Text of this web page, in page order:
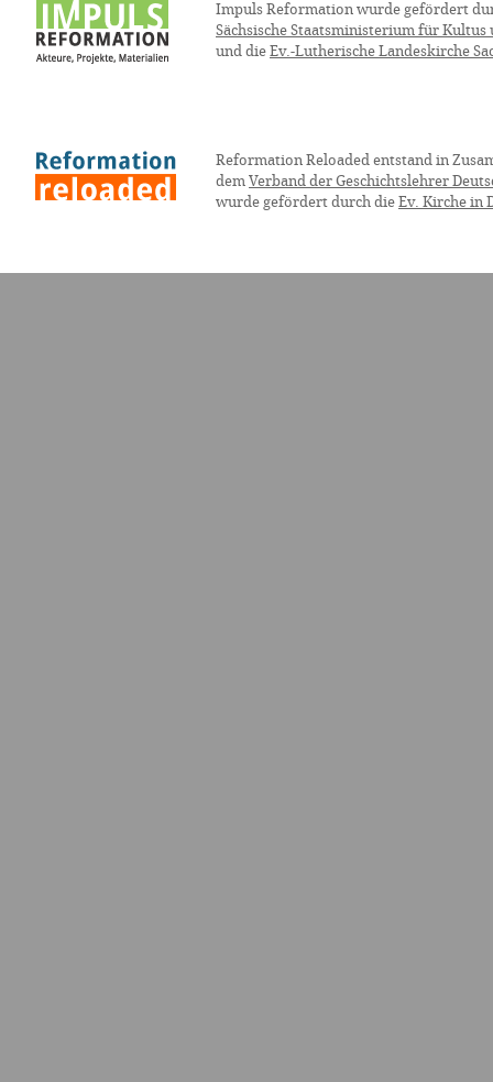
Impuls Reformation wurde gefördert
Sächsische Staatsministerium für Kultus
und die Ev.-Lutherische Landeskirche
Reformation Reloaded entstand in
dem Verband der Geschichtslehrer
wurde gefördert durch die Ev. Kirche in